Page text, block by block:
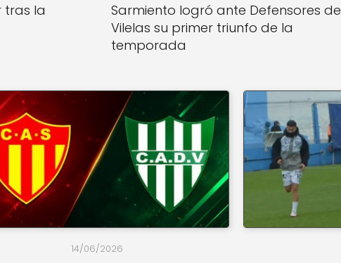
tras la
Sarmiento logró ante Defensores de
Vilelas su primer triunfo de la
temporada
14/06/2026